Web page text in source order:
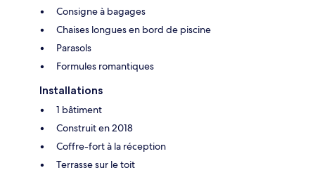
Consigne à bagages
Chaises longues en bord de piscine
Parasols
Formules romantiques
Installations
1 bâtiment
Construit en 2018
Coffre-fort à la réception
Terrasse sur le toit